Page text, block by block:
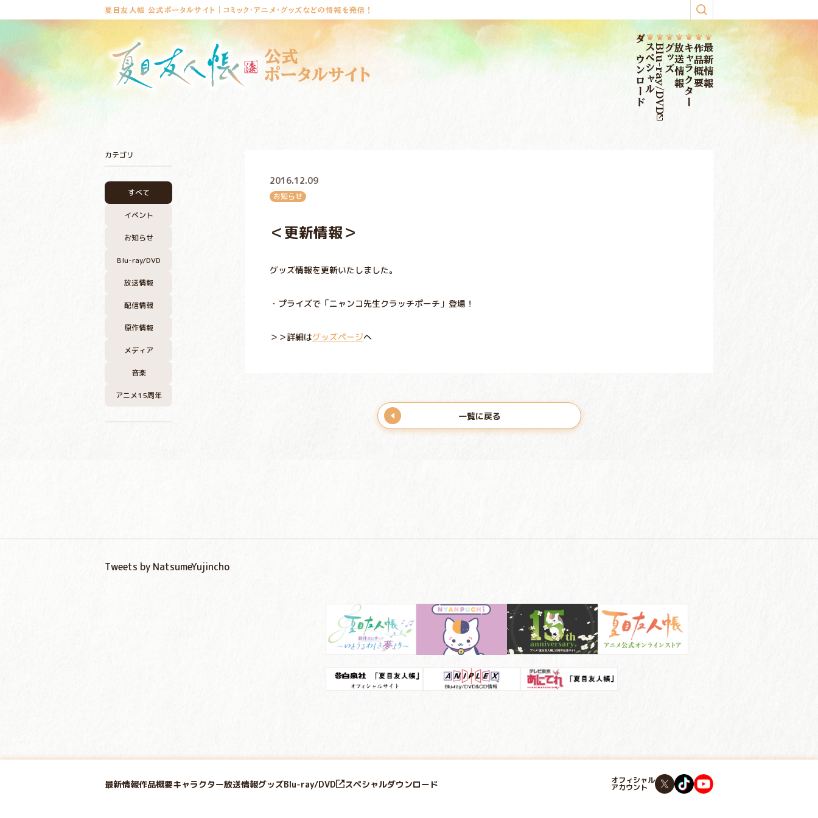
夏目友人帳 公式ポータルサイト｜コミック・アニメ・グッズなどの情報を発信！
公式
ポータルサイト
ダウンロードスペシャルBlu-ray/DVDグッズ放送情報キャラクター作品概要最新情報
カテゴリ
すべて
イベント
お知らせ
Blu-ray/DVD
放送情報
配信情報
原作情報
メディア
音楽
アニメ15周年
2016.12.09
お知らせ
＜更新情報＞
グッズ情報を更新いたしました。
・プライズで「ニャンコ先生クラッチポーチ」登場！
＞＞詳細はグッズページへ
一覧に戻る
Tweets by NatsumeYujincho
最新情報作品概要キャラクター放送情報グッズBlu-ray/DVD スペシャルダウンロード オフィシャル
アカウント